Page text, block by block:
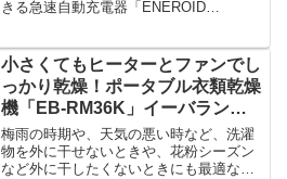
きる急速自動充電器「ENEROID
小さくてもヒーターとファンでし
っかり乾燥！ポータブル衣類乾燥
機「EB-RM36K」イーバランス
より発売！
梅雨の時期や、天気の悪い時など、洗濯
物を外に干せないときや、花粉シーズン
など外に干したくないときにも最適な、